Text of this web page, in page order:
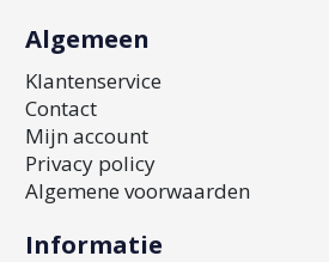
Algemeen
Klantenservice
Contact
Mijn account
Privacy policy
Algemene voorwaarden
Informatie